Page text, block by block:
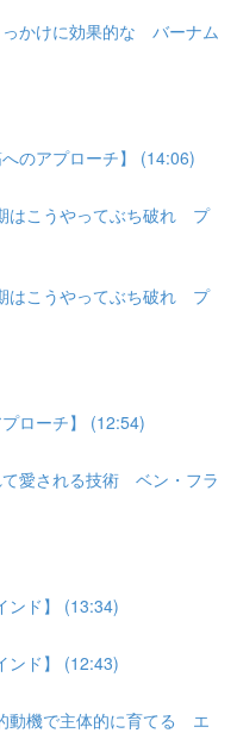
かけに効果的な バーナム
のアプローチ】 (14:06)
はこうやってぶち破れ プ
はこうやってぶち破れ プ
ローチ】 (12:54)
愛される技術 ベン・フラ
ンド】 (13:34)
ンド】 (12:43)
動機で主体的に育てる エ